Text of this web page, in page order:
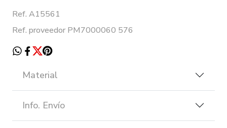
Ref. A15561
Ref. proveedor PM7000060 576
Material
Info. Envío